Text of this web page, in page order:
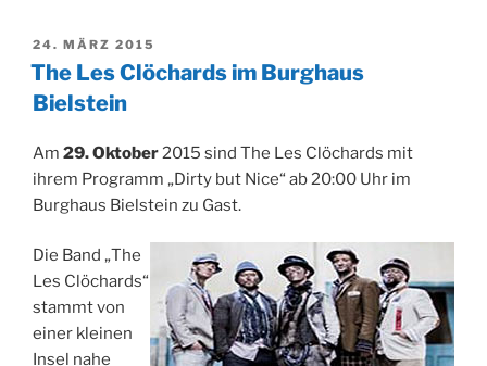
VERÖFFENTLICHT
AM
24. MÄRZ 2015
The Les Clöchards im Burghaus
Bielstein
Am 29. Oktober2015 sind The Les Clöchards mit
ihrem Programm „Dirty but Nice“ ab 20:00 Uhr im
Burghaus Bielstein zu Gast.
Die Band „The
Les Clöchards“
stammt von
einer kleinen
Insel nahe